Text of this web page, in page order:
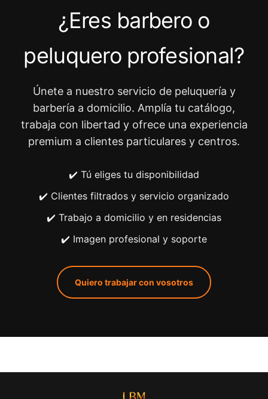
¿Eres barbero o
peluquero profesional?
Únete a nuestro servicio de peluquería y
barbería a domicilio. Amplía tu catálogo,
trabaja con libertad y ofrece una experiencia
premium a clientes particulares y centros.
✔️ Tú eliges tu disponibilidad
✔️ Clientes filtrados y servicio organizado
✔️ Trabajo a domicilio y en residencias
✔️ Imagen profesional y soporte
Quiero trabajar con vosotros